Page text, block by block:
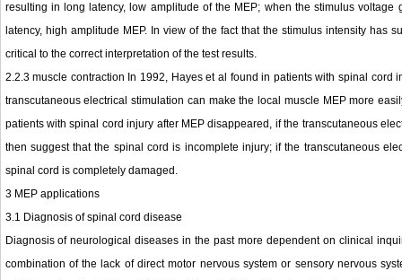
resulting in long latency, low amplitude of the MEP; when the stimulus
latency, high amplitude MEP. In view of the fact that the stimulus intensity has
critical to the correct interpretation of the test results.
2.2.3 muscle contraction In 1992, Hayes et al found in patients with spinal
transcutaneous electrical stimulation can make the local muscle MEP more
patients with spinal cord injury after MEP disappeared, if the transcutaneous
then suggest that the spinal cord is incomplete injury; if the transcutaneous
spinal cord is completely damaged.
3 MEP applications
3.1 Diagnosis of spinal cord disease
Diagnosis of neurological diseases in the past more dependent on clinical
combination of the lack of direct motor nervous system or sensory nervous